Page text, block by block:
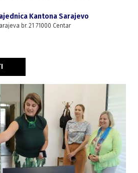
Kantona Sarajevo
br. 21 71000 Centar